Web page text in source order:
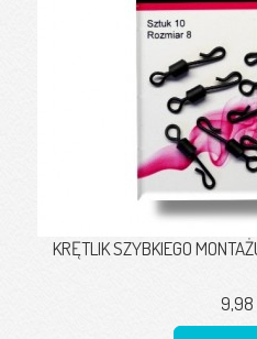
KRĘTLIK SZYBKIEGO
9,98